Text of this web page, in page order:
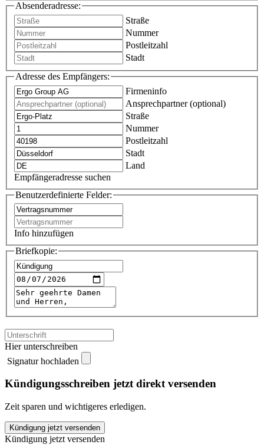
Absenderadresse:
Straße
Nummer
Postleitzahl
Stadt
Adresse des Empfängers:
Firmeninfo
Ansprechpartner (optional)
Straße
Nummer
Postleitzahl
Stadt
Land
Empfängeradresse suchen
Benutzerdefinierte Felder:
Info hinzufügen
Briefkopie:
Hier unterschreiben
Signatur hochladen
Kündigungsschreiben jetzt direkt versenden
Zeit sparen und wichtigeres erledigen.
Ergo
Hausratversicherung
Kündigung jetzt versenden
Kündigung jetzt versenden